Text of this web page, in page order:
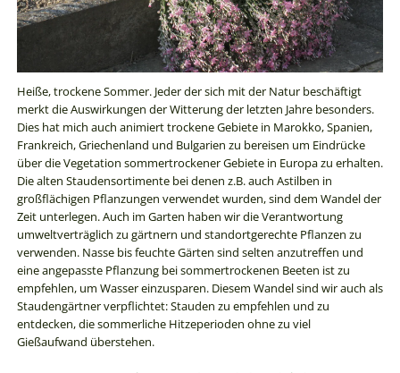
Heiße, trockene Sommer. Jeder der sich mit der Natur beschäftigt
merkt die Auswirkungen der Witterung der letzten Jahre besonders.
Dies hat mich auch animiert trockene Gebiete in Marokko, Spanien,
Frankreich, Griechenland und Bulgarien zu bereisen um Eindrücke
über die Vegetation sommertrockener Gebiete in Europa zu erhalten.
Die alten Staudensortimente bei denen z.B. auch Astilben in
großflächigen Pflanzungen verwendet wurden, sind dem Wandel der
Zeit unterlegen. Auch im Garten haben wir die Verantwortung
umweltverträglich zu gärtnern und standortgerechte Pflanzen zu
verwenden. Nasse bis feuchte Gärten sind selten anzutreffen und
eine angepasste Pflanzung bei sommertrockenen Beeten ist zu
empfehlen, um Wasser einzusparen. Diesem Wandel sind wir auch als
Staudengärtner verpflichtet: Stauden zu empfehlen und zu
entdecken, die sommerliche Hitzeperioden ohne zu viel
Gießaufwand überstehen.